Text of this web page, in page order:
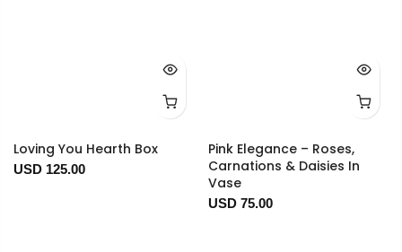
Loving You Hearth Box
USD 125.00
Pink Elegance – Roses,
Carnations & Daisies In
Vase
USD 75.00